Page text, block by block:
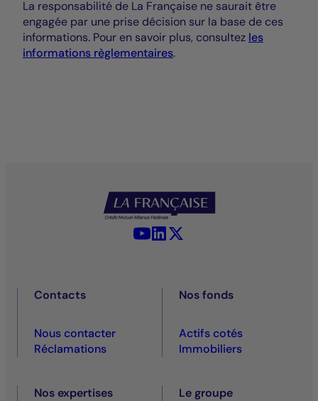
La responsabilité de La Française ne saurait être
engagée par une prise décision sur la base de ces
informations. Pour en savoir plus, consultez les
informations règlementaires.
YouTube - La Française
LinkedIn - La Française
Contacts
Nous contacter
Réclamations
Nos fonds
Actifs cotés
Immobiliers
Nos expertises Le groupe